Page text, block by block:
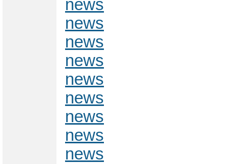
news
news
news
news
news
news
news
news
news